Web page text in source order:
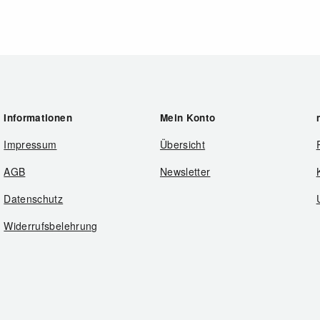
Informationen
Impressum
AGB
Datenschutz
Widerrufsbelehrung
Mein Konto
Übersicht
Newsletter